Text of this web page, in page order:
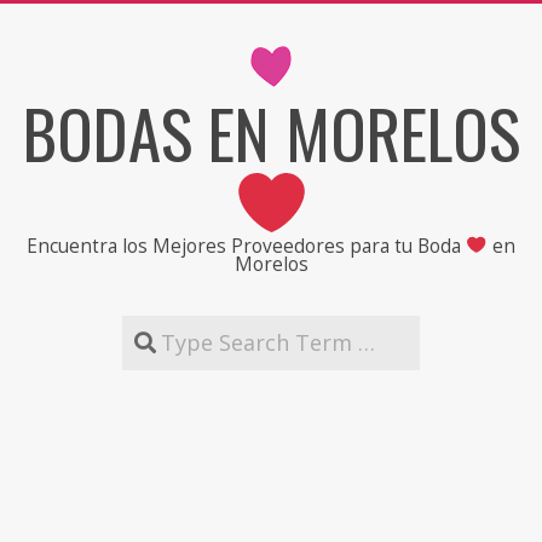
BODAS EN MORELOS
Encuentra los Mejores Proveedores para tu Boda en
Morelos
Search